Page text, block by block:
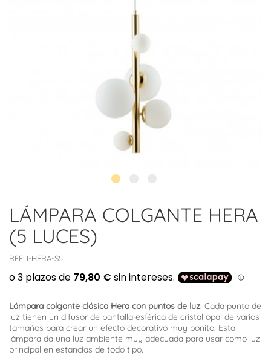
LÁMPARA COLGANTE HERA
(5 LUCES)
REF: I-HERA-S5
Lámpara colgante clásica Hera con puntos de luz. Cada punto de
luz tienen un difusor de pantalla esférica de cristal opal de varios
tamaños para crear un efecto decorativo muy bonito. Esta
lámpara da una luz ambiente muy adecuada para usar como luz
principal en estancias de todo tipo.